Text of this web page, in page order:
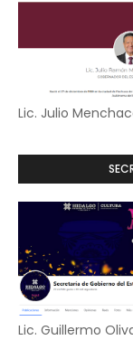
Lic. Julio
Lic. Guillermo